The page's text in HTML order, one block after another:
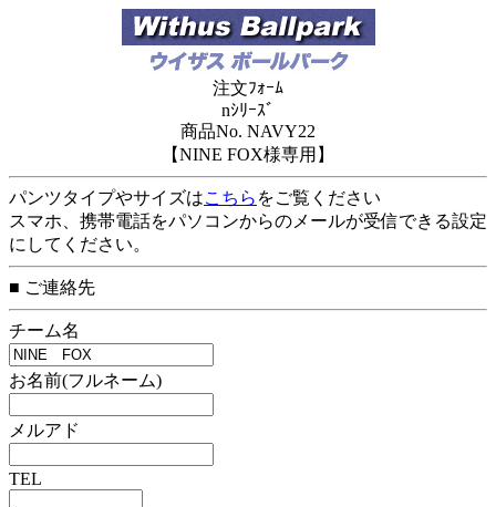
注文ﾌｫｰﾑ
nｼﾘｰｽﾞ
商品No. NAVY22
【NINE FOX様専用】
パンツタイプやサイズはこちら をご覧ください
スマホ、携帯電話をパソコンからのメールが受信できる設定
にしてください。
■ ご連絡先
チーム名
お名前(フルネーム)
メルアド
TEL